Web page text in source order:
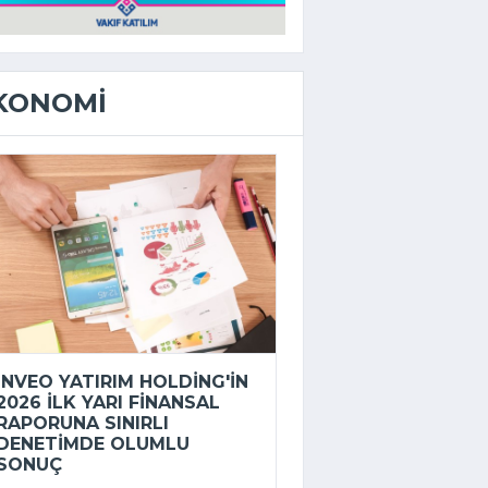
YATIRIM HOLDING'IN
ILK YARI FINANSAL
SINIRLI
OLUMLU